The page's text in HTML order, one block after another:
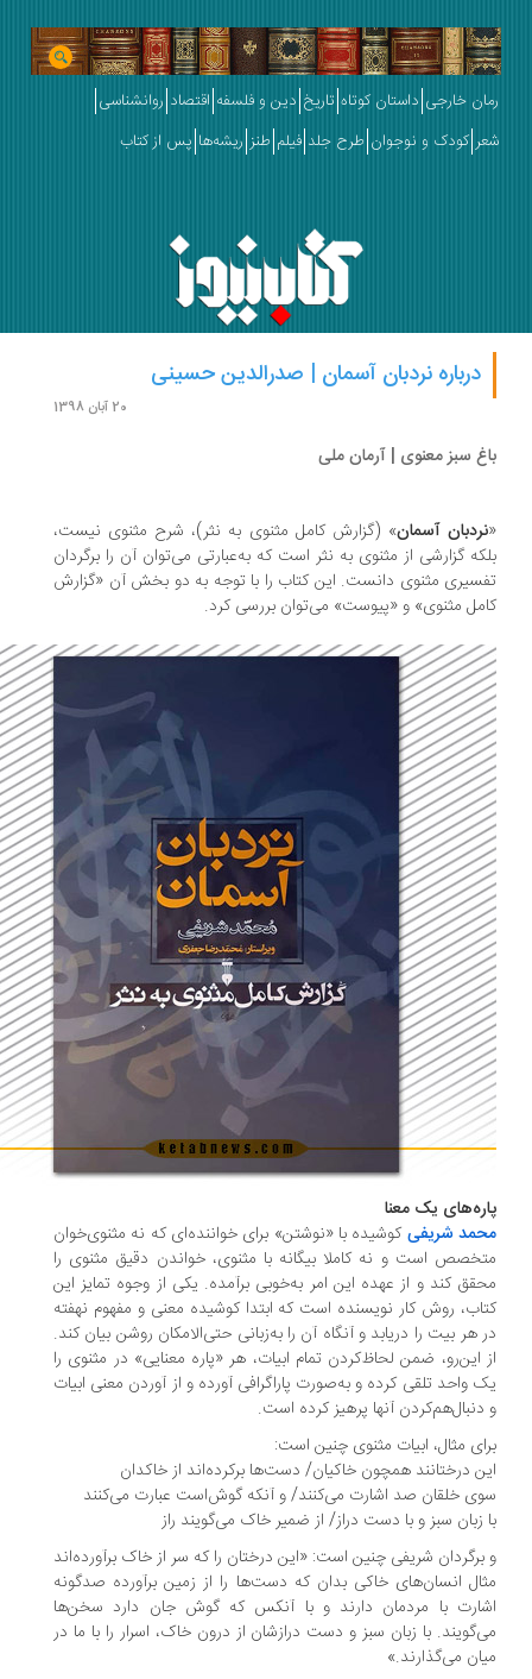
خارجی داستان کوتاه تاریخ دین و فلسفه اقتصاد روانشناسی
کودک و نوجوان طرح جلد فیلم طنز ریشه‌ها پس از کتاب
درباره نردبان آسمان | صدرالدین حسینی
سبز معنوی | آرمان ملی
نردبان آسمان» (گزارش کامل مثنوی به نثر)، شرح مثنوی نیست،
گزارشی از مثنوی به نثر است که به‌عبارتی می‌توان آن را برگردان
مثنوی دانست. این کتاب را با توجه به دو بخش آن «گزارش
مثنوی» و «پیوست» می‌توان بررسی کرد.
یک معنا
شریفیکوشیده با «نوشتن» برای خواننده‌ای که نه مثنوی‌خوان
است و نه کاملا بیگانه با مثنوی، خواندن دقیق مثنوی را
کند و از عهده این امر به‌خوبی برآمده. یکی از وجوه تمایز این
روش کار نویسنده است که ابتدا کوشیده معنی و مفهوم نهفته
هر بیت را دریابد و آنگاه آن را به‌زبانی حتی‌الامکان روشن بیان کند.
این‌رو، ضمن لحاظ‌کردن تمام ابیات، هر «پاره معنایی» در مثنوی را
واحد تلقی کرده و به‌صورت پاراگرافی آورده و از آوردن معنی ابیات
آنها پرهیز کرده است.
مثال، ابیات مثنوی چنین است:
درختانند همچون خاکیان/ دست‌ها برکرده‌اند از خاکدان
خلقان صد اشارت می‌کنند/ و آنکه گوش‌است عبارت می‌کنند
زبان سبز و با دست دراز/ از ضمیر خاک می‌گویند راز
شریفی چنین است: «این درختان را که سر از خاک برآورده‌اند
انسان‌های خاکی بدان که دست‌ها را از زمین برآورده صدگونه
با مردمان دارند و با آنکس که گوش جان دارد سخن‌ها
با زبان سبز و دست درازشان از درون خاک، اسرار را با ما در
می‌گذارند.»